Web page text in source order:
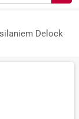
Delock